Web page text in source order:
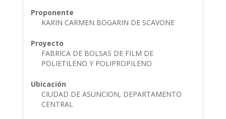
Proponente
KARIN CARMEN BOGARIN DE SCAVONE
Proyecto
FABRICA DE BOLSAS DE FILM DE
POLIETILENO Y POLIPROPILENO
Ubicación
CIUDAD DE ASUNCION, DEPARTAMENTO
CENTRAL